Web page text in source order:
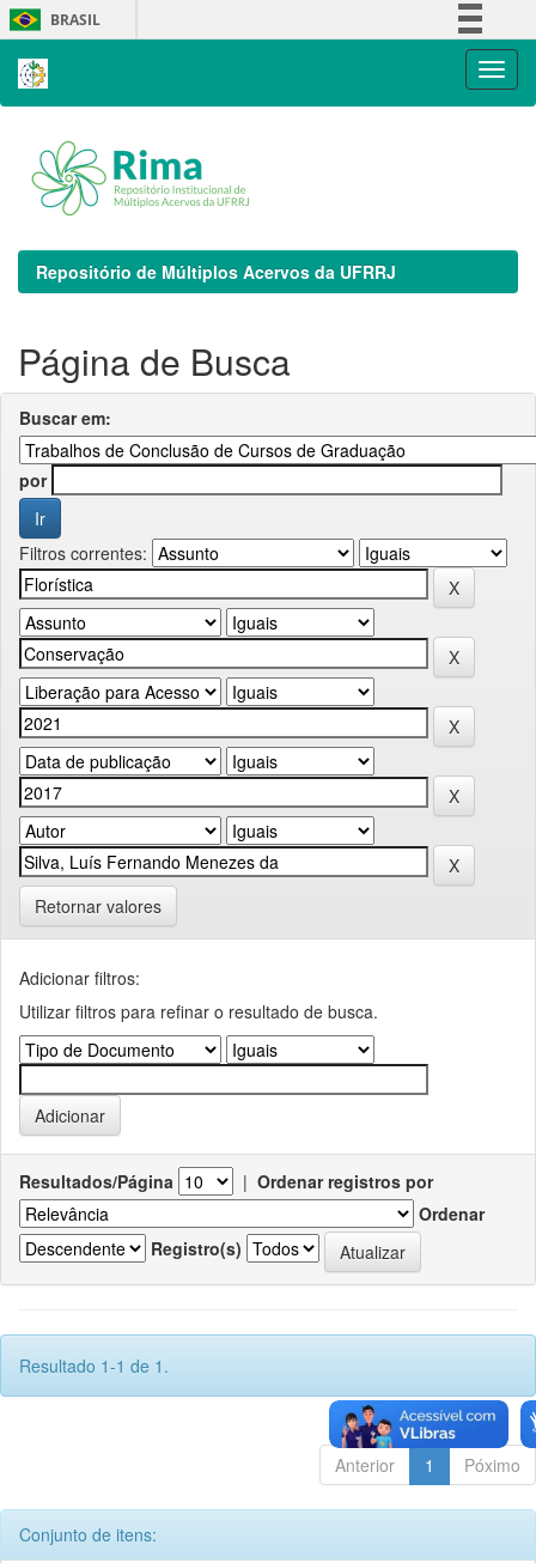
Skip
navigation
BRASIL
Repositório de Múltiplos Acervos da UFRRJ
Página de Busca
Buscar em:
por
Filtros correntes:
Retornar valores
Adicionar filtros:
Utilizar filtros para refinar o resultado de busca.
Resultados/Página | Ordenar registros por
Ordenar
Registro(s)
Resultado 1-1 de 1.
Anterior 1 Póximo
Conjunto de itens: